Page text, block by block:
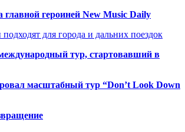
главной героиней New Music Daily
для города и дальних поездок
тур, стартовавший в
масштабный тур “Don’t Look Down